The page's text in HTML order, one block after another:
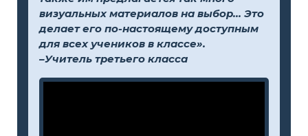
визуальных материалов на выбор... Это
делает его по-настоящему доступным
для всех учеников в классе».
–Учитель третьего класса